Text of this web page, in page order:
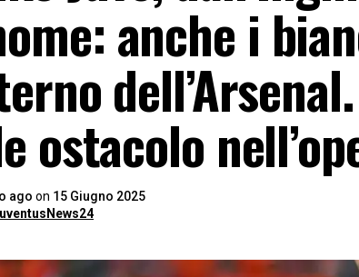
anche i
ostacolo
ago on 15 Giugno 2025